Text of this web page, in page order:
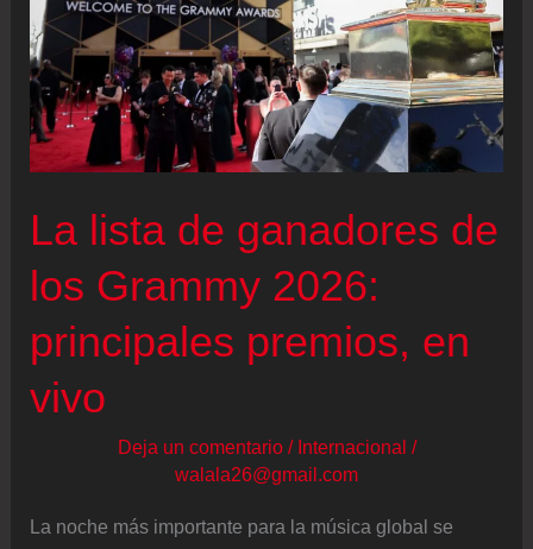
con
Kid
Rock
como
respuesta
espectáculo
Bad
Bunny
en
la
La lista de ganadores de
los Grammy 2026:
principales premios, en
vivo
Deja un comentario / Internacional /
walala26@gmail.com
La noche más importante para la música global se